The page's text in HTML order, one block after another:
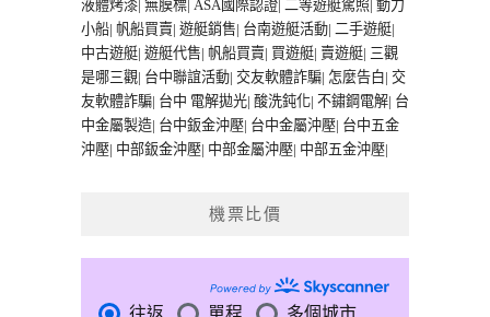
液體烤漆| 無膜標| ASA國際認證| 二等遊艇駕照| 動力
小船| 帆船買賣| 遊艇銷售| 台南遊艇活動| 二手遊艇|
中古遊艇| 遊艇代售| 帆船買賣| 買遊艇| 賣遊艇| 三觀
是哪三觀| 台中聯誼活動| 交友軟體詐騙| 怎麼告白| 交
友軟體詐騙| 台中 電解拋光| 酸洗鈍化| 不鏽鋼電解| 台
中金屬製造| 台中鈑金沖壓| 台中金屬沖壓| 台中五金
沖壓| 中部鈑金沖壓| 中部金屬沖壓| 中部五金沖壓|
機票比價